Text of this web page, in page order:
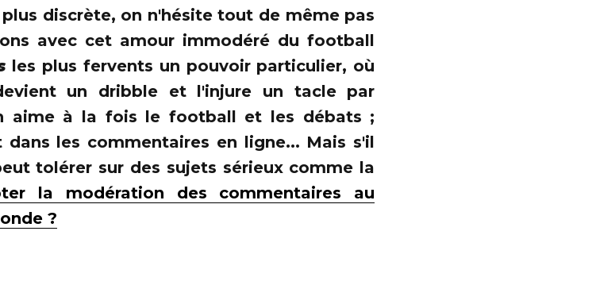
discrète, on n'hésite tout de même pas
avec cet amour immodéré du football
les plus fervents un pouvoir particulier, où
un dribble et l'injure un tacle par
aime à la fois le football et les débats ;
les commentaires en ligne... Mais s'il
tolérer sur des sujets sérieux comme la
la modération des commentaires au
?